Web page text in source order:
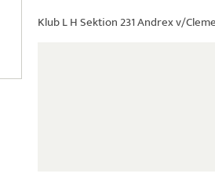
Klub L H Sektion 231 Andrex v/